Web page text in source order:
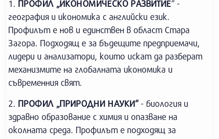
1. ПРОФИЛ „ИКОНОМИЧЕСКО РАЗВИТИЕ“ -
география и икономика с английски език.
Профилът е нов и единствен в област Стара
Загора. Подходящ е за бъдещите предприемачи,
лидери и анализатори, които искат да разберат
механизмите на глобалната икономика и
съвременния свят.
2. ПРОФИЛ „ПРИРОДНИ НАУКИ“- биология и
здравно образование с химия и опазване на
околната среда. Профилът е подходящ за